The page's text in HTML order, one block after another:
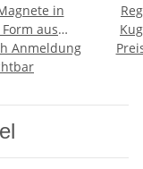
in
aus
Hämatit,
L: ca.
Anmeldung
A*